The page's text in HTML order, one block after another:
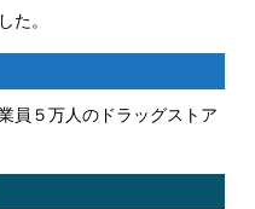
た。
５万人のドラッグストア